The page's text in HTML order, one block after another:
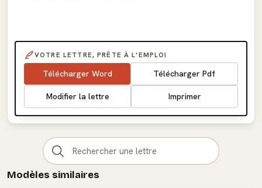
VOTRE LETTRE, PRÊTE À L'EMPLOI
Télécharger Word Télécharger Pdf
Modifier la lettre Imprimer
Modèles similaires